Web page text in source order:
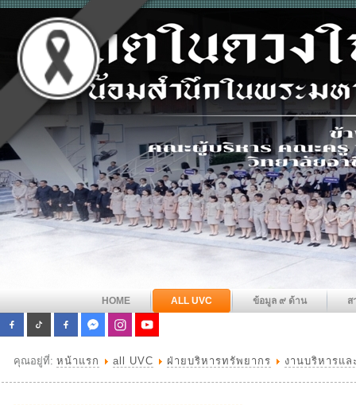
HOME ALL UVC ข้อมูล ๙ ด้าน ส
คุณอยู่ที่: หน้าแรก all UVC ฝ่ายบริหารทรัพยากร งานบริหารแ